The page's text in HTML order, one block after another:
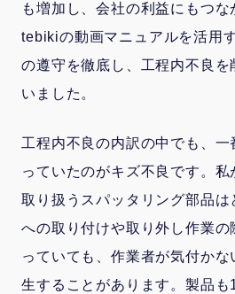
も増加し、会社の利益にもつ
tebikiの動画マニュアルを活用
の遵守を徹底し、工程内不良を
いました。
工程内不良の内訳の中でも、一
っていたのがキズ不良です。
取り扱うスパッタリング部品
への取り付けや取り外し作業の
っていても、作業者が気付か
生することがあります。製品も